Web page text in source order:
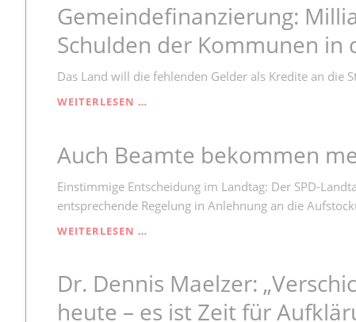
FÖRDERGELDER
Gemeindefinanzierung:
Schulden der Kommunen in
Das Land will die fehlenden Gelder als Kredite an die
WEITERLESEN …
SCHULDEN
DER
KOMMUNEN
IN
DIE
Auch Beamte bekommen
Einstimmige Entscheidung im Landtag: Der SPD-
entsprechende Regelung in Anlehnung an die
WEITERLESEN …
MEHR
KINDERKRANKENTAGE
Dr. Dennis Maelzer:
heute – es ist Zeit für